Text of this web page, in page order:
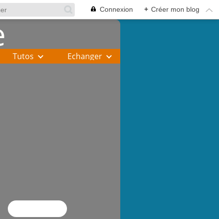
Connexion + Créer mon blog
Tutos Echanger